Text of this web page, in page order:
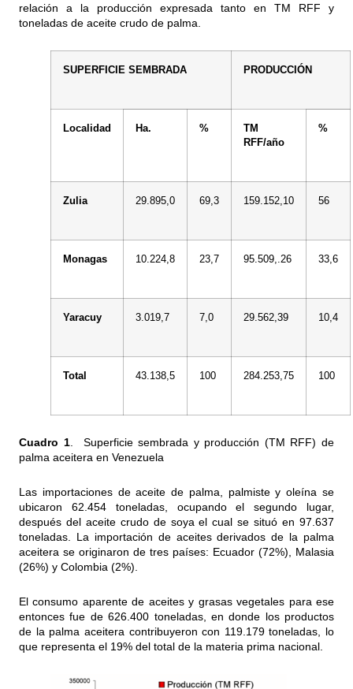
relación a la producción expresada tanto en TM RFF y
toneladas de aceite crudo de palma.
SUPERFICIE SEMBRADA PRODUCCIÓN
Localidad Ha. %
TM
RFF/año
%
Zulia 29.895,0 69,3 159.152,10 56
Monagas 10.224,8 23,7 95.509,.26 33,6
Yaracuy 3.019,7 7,0 29.562,39 10,4
Total 43.138,5 100 284.253,75 100
Cuadro 1. Superficie sembrada y producción (TM RFF) de
palma aceitera en Venezuela
Las importaciones de aceite de palma, palmiste y oleína se
ubicaron 62.454 toneladas, ocupando el segundo lugar,
después del aceite crudo de soya el cual se situó en 97.637
toneladas. La importación de aceites derivados de la palma
aceitera se originaron de tres países: Ecuador (72%), Malasia
(26%) y Colombia (2%).
El consumo aparente de aceites y grasas vegetales para ese
entonces fue de 626.400 toneladas, en donde los productos
de la palma aceitera contribuyeron con 119.179 toneladas, lo
que representa el 19% del total de la materia prima nacional.